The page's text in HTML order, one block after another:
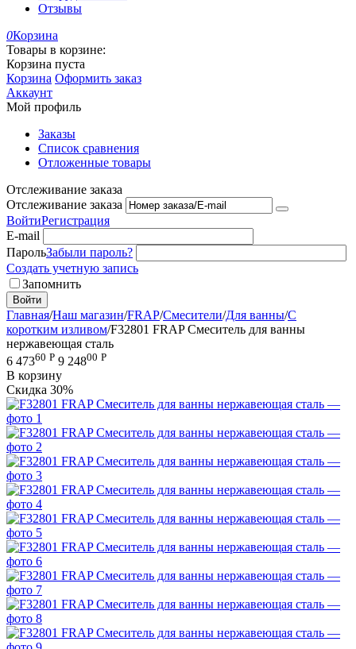
Отзывы
0Корзина
Товары в корзине:
Корзина пуста
Корзина Оформить заказ
Аккаунт
Мой профиль
Заказы
Список сравнения
Отложенные товары
Отслеживание заказа
Отслеживание заказа
ВойтиРегистрация
E-mail
ПарольЗабыли пароль?
Создать учетную запись
Запомнить
Войти
Главная/Наш магазин/FRAP/Смесители/Для ванны/С
коротким изливом/F32801 FRAP Смеситель для ванны
нержавеющая сталь
6 47360 Р 9 24800 Р
В корзину
Скидка 30%